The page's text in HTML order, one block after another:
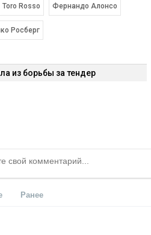
Toro Rosso Фернандо Алонсо
Росберг
из борьбы за тендер
Ранее